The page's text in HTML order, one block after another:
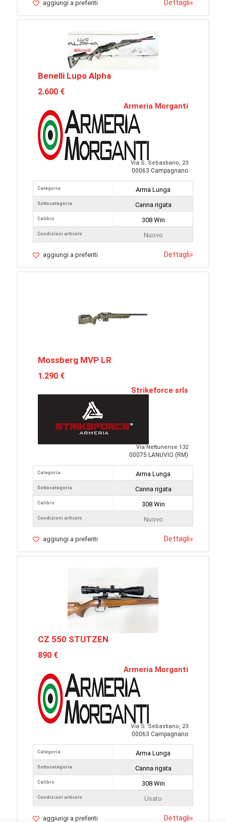
aggiungi a preferiti Dettagli»
Benelli Lupo Alpha
2.600 €
Armeria Morganti
Via S. Sebastiano, 23
00063 Campagnano
Categoria
Sottocategoria
Calibro
Condizioni articolo
Arma Lunga
Canna rigata
308 Win
Nuovo
aggiungi a preferiti Dettagli»
Mossberg MVP LR
1.290 €
Strikeforce srls
Via Nettunense 132
00075 LANUVIO (RM)
Categoria
Sottocategoria
Calibro
Condizioni articolo
Arma Lunga
Canna rigata
308 Win
Nuovo
aggiungi a preferiti Dettagli»
CZ 550 STUTZEN
890 €
Armeria Morganti
Via S. Sebastiano, 23
00063 Campagnano
Categoria
Sottocategoria
Calibro
Condizioni articolo
Arma Lunga
Canna rigata
308 Win
Usato
aggiungi a preferiti Dettagli»